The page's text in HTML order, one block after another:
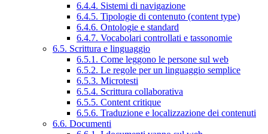
6.4.4. Sistemi di navigazione
6.4.5. Tipologie di contenuto (content type)
6.4.6. Ontologie e standard
6.4.7. Vocabolari controllati e tassonomie
6.5. Scrittura e linguaggio
6.5.1. Come leggono le persone sul web
6.5.2. Le regole per un linguaggio semplice
6.5.3. Microtesti
6.5.4. Scrittura collaborativa
6.5.5. Content critique
6.5.6. Traduzione e localizzazione dei contenuti
6.6. Documenti